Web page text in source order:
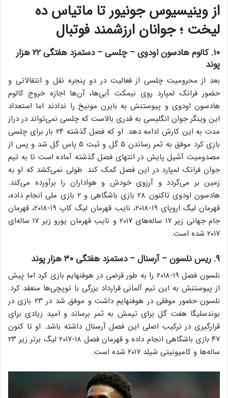
از وینیسیوس جونیور تا ماتیاس ده
لیخت ؛ جوانان ارزشمند فوتبال
۱۰. کالوم هادسون اودوی – چلسی – دستمزد هفتگی ۲۲ هزار
پوند
بعد از محرومیت چلسی از فعالیت در دو پنجره نقل و انتقالاتی و
حضور فرانک لمپارد روی نیمکت آبی‌ها، آن‌ها اجازه خروج کالوم
هادسون اودوی و پیوستنش به بایرن مونیخ را ندادند اما استعداد
این وینگر جوان انگلیسی به قدری بالاست که چلسی نمی‌تواند در دراز
مدت به این کارش ادامه دهد. او که فصل گذشته ۲۴ بار برای چلسی
بازی کرد موفق به ثمر رساندن ۵ گل و ثبت ۵ پاس گل شد و پس از
مصدومیت آشیل پایش در انتهای فصل گذشته آماده است تا به تیم
جوان فرانک لمپارد در این فصل کمک کند. طولی نمی‌کشد که او به
زمین بر می‌گردد و آرزوی خودش و هواداران را برآورده می‌کند.
هادسون اودوی تاکنون ۲۸ بازی باشگاهی و ۲ بازی ملی انجام داده،
قهرمان لیگ اروپای ۱۹-۲۰۱۸، نایب قهرمان لیگ کاپ ۱۹-۲۰۱۸، قهرمان
جام جهانی زیر ۱۷ ساله‌های ۲۰۱۷ و نایب قهرمان یورو زیر ۱۷ ساله‌ای
۲۰۱۷ شده است.
۹. ریس نلسون – آرسنال – دستمزد هفتگی ۳۰ هزار پوند
نلسون فصل ۱۹-۲۰۱۸ را به طور قرضی در هوفنهایم بازی کرد اما پیش
از پیوستنش به این تیم آلمانی قرارداد بزرگی با توپچی‌ها منعقد کرد.
نلسون حضور موفقی در هوفنهایم داشت و موفق شد در ۲۳ بازی در
بوندسلیگا هفت گل برای تیمش به ثمر برساند و امید زیادی برای
قرارگیری در ترکیب اصلی این فصل آرسنال داشته باشد. او تا کنون
۴۷ بازی باشگاهی انجام داده و قهرمان فصل ۱۸-۲۰۱۷ لیگ برتر زیر ۲۳
ساله‌ها و کامیونیتی شیلد ۲۰۱۷ شده است.